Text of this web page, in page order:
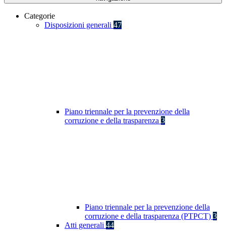
Categorie
Disposizioni generali 47
Piano triennale per la prevenzione della
corruzione e della trasparenza 3
Piano triennale per la prevenzione della
corruzione e della trasparenza (PTPCT) 3
Atti generali 44